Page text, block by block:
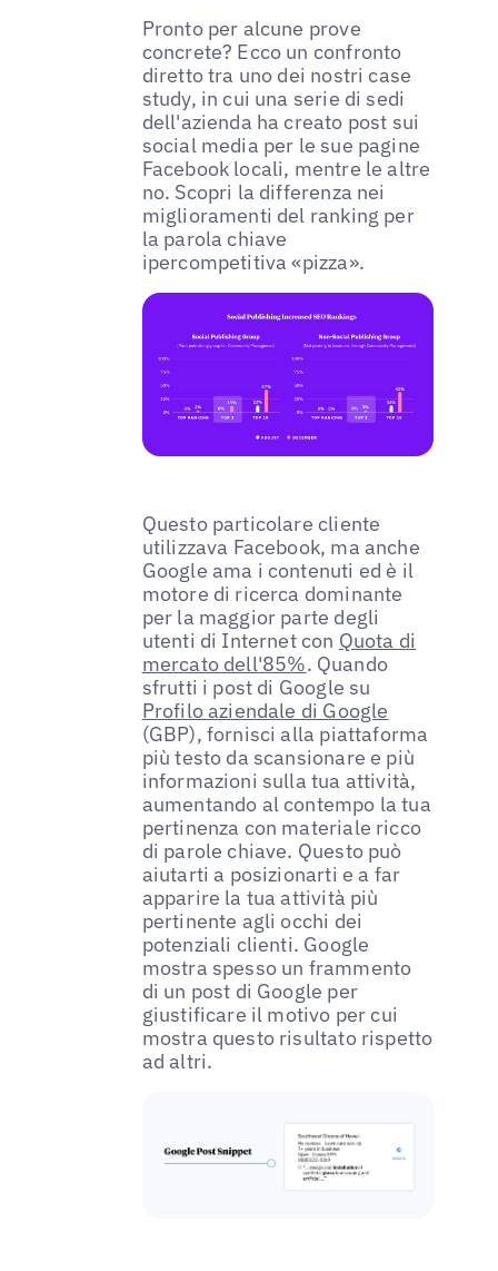
Pronto per alcune prove
concrete? Ecco un confronto
diretto tra uno dei nostri case
study, in cui una serie di sedi
dell'azienda ha creato post sui
social media per le sue pagine
Facebook locali, mentre le altre
no. Scopri la differenza nei
miglioramenti del ranking per
la parola chiave
ipercompetitiva «pizza».
Questo particolare cliente
utilizzava Facebook, ma anche
Google ama i contenuti ed è il
motore di ricerca dominante
per la maggior parte degli
utenti di Internet con Quota di
mercato dell'85%. Quando
sfrutti i post di Google su
Profilo aziendale di Google
(GBP), fornisci alla piattaforma
più testo da scansionare e più
informazioni sulla tua attività,
aumentando al contempo la tua
pertinenza con materiale ricco
di parole chiave. Questo può
aiutarti a posizionarti e a far
apparire la tua attività più
pertinente agli occhi dei
potenziali clienti. Google
mostra spesso un frammento
di un post di Google per
giustificare il motivo per cui
mostra questo risultato rispetto
ad altri.